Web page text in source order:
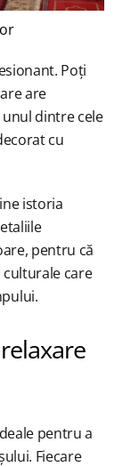
Poți
are
dintre cele
cu
istoria
pentru că
care
pentru a
Fiecare